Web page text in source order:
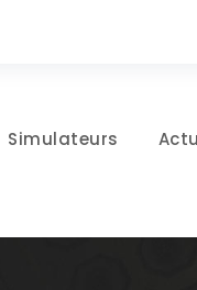
Simulateurs